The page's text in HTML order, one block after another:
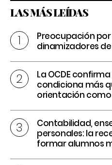
LAS MÁS LEÍDAS
Preocupación por
dinamizadores de
La OCDE
condiciona más
orientación
Contabilidad,
personales: la
formar alumnos